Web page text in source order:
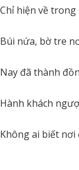
Chỉ hiện về
Búi nứa, bờ tre
Nay đã thành
Hành khách
Không ai biết nơi